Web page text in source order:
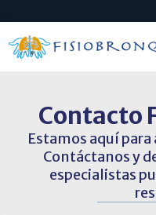
Contacto
Estamos aquí
Contáctanos y
especialistas